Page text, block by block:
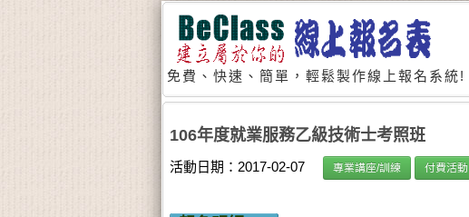
免費、快速、簡單，輕鬆製作線上報名系統!
106年度就業服務乙級技術士考照班
活動日期：2017-02-07 專業講座/訓練 付費活動